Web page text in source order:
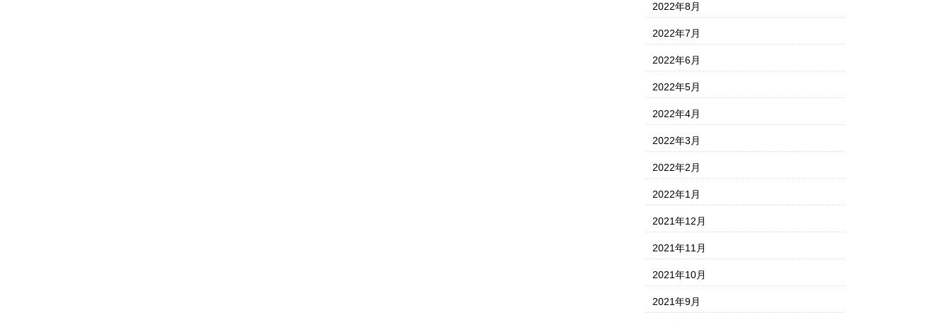
2022年8月
2022年7月
2022年6月
2022年5月
2022年4月
2022年3月
2022年2月
2022年1月
2021年12月
2021年11月
2021年10月
2021年9月